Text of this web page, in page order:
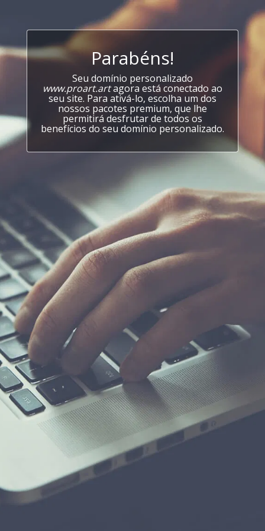
Parabéns!
Seu domínio personalizado
www.proart.artagora está conectado ao
seu site. Para ativá-lo, escolha um dos
nossos pacotes premium, que lhe
permitirá desfrutar de todos os
benefícios do seu domínio personalizado.